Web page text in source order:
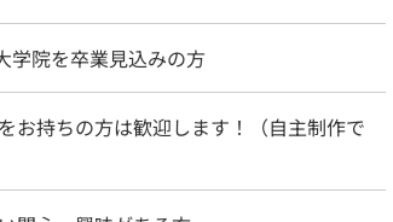
学院を卒業見込みの方
お持ちの方は歓迎します！（自主制作で